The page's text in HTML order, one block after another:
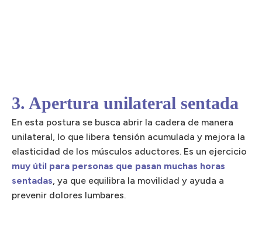
3. Apertura unilateral sentada
En esta postura se busca abrir la cadera de manera
unilateral, lo que libera tensión acumulada y mejora la
elasticidad de los músculos aductores. Es un ejercicio
muy útil para personas que pasan muchas horas
sentadas, ya que equilibra la movilidad y ayuda a
prevenir dolores lumbares.